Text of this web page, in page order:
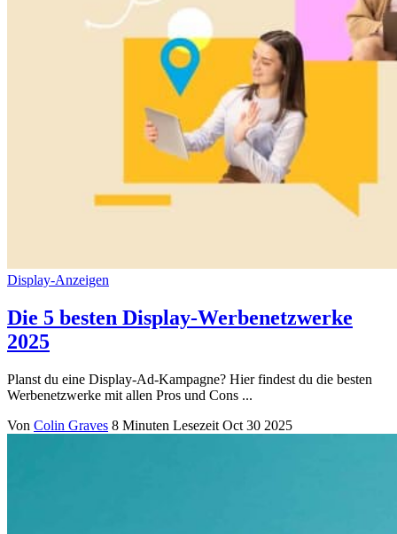
Display-Anzeigen
Die 5 besten Display-Werbenetzwerke
2025
Planst du eine Display-Ad-Kampagne? Hier findest du die besten
Werbenetzwerke mit allen Pros und Cons ...
Von Colin Graves 8 Minuten Lesezeit Oct 30 2025